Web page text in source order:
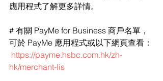
應用程式了解更多詳情。
# 有關 PayMe for Business 商戶名單，
可於 PayMe 應用程式或以下網頁查看：
https://payme.hsbc.com.hk/zh-
hk/merchant-lis